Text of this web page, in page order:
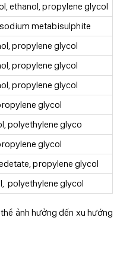
ethanol, propylene glycol
metabisulphite
propylene glycol
propylene glycol
propylene glycol
glycol
polyethylene glyco
glycol
propylene glycol
polyethylene glycol
ảnh hưởng đến xu hướng